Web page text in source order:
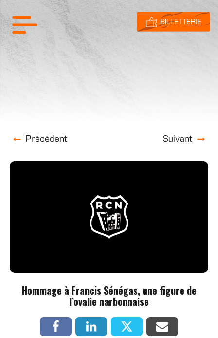
Précédent Suivant
Hommage à Francis Sénégas, une figure de
l’ovalie narbonnaise
BILLETTERIE